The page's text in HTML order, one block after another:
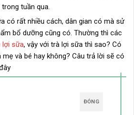
tuần qua.
có rất nhiều cách, dân gian có mà sử
bổ dưỡng cũng có. Thường thì các
lợi sữa, vậy với trà lợi sữa thì sao? Có
và bé hay không? Câu trả lời sẽ có
ĐÓNG